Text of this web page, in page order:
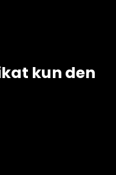
kun den